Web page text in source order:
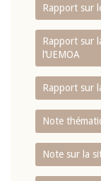
Rapport sur
Rapport sur
l‘UEMOA
Rapport sur
Note
Note sur la